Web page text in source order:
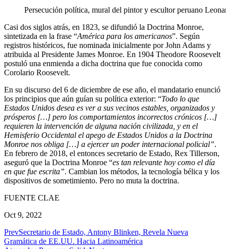
Persecución política, mural del pintor y escultor peruano
Casi dos siglos atrás, en 1823, se difundió la Doctrina Monroe,
sintetizada en la frase “América para los americanos”. Según
registros históricos, fue nominada inicialmente por John Adams y
atribuida al Presidente James Monroe. En 1904 Theodore Roosevelt
postuló una enmienda a dicha doctrina que fue conocida como
Corolario Roosevelt.
En su discurso del 6 de diciembre de ese año, el mandatario enunció
los principios que aún guían su política exterior: “Todo lo que
Estados Unidos desea es ver a sus vecinos estables, organizados y
prósperos […] pero los comportamientos incorrectos crónicos […]
requieren la intervención de alguna nación civilizada, y en el
Hemisferio Occidental el apego de Estados Unidos a la Doctrina
Monroe nos obliga […] a ejercer un poder internacional policial”.
En febrero de 2018, el entonces secretario de Estado, Rex Tillerson,
aseguró que la Doctrina Monroe “es tan relevante hoy como el día
en que fue escrita”. Cambian los métodos, la tecnología bélica y los
dispositivos de sometimiento. Pero no muta la doctrina.
FUENTE CLAE
Oct 9, 2022
PrevSecretario de Estado, Antony Blinken, Revela Nueva
Gramática de EE.UU. Hacia Latinoamérica